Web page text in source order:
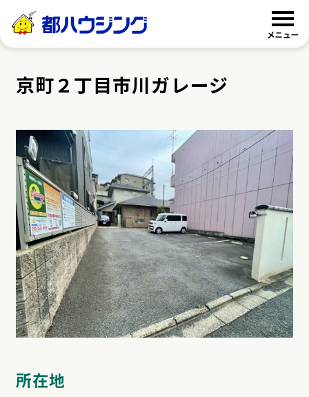
都ハウジング
京町２丁目市川ガレージ
所在地